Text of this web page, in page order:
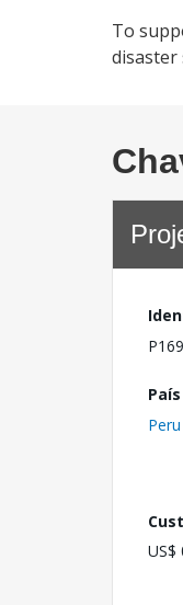
To
disaster
País
Peru
US$